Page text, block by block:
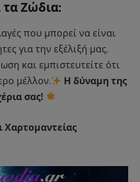
Ζώδια:
που μπορεί να είναι
για την εξέλιξή μας.
και εμπιστευτείτε ότι
μέλλον.
Η δύναμη της
σας!
Χαρτομαντείας